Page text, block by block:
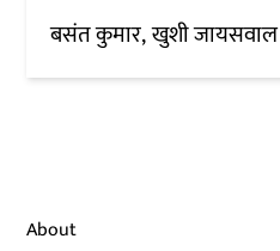
बसंत कुमार खुशी जायसवाल
About